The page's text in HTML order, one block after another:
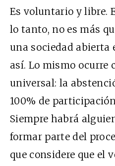
Es voluntario y libre.
lo tanto, no es más
una sociedad abierta
así. Lo mismo ocurre
universal: la
100% de
Siempre habrá
formar parte del
que considere que el